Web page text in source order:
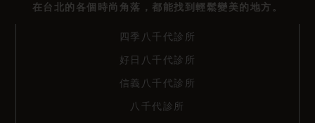
在台北的各個時尚角落，都能找到輕鬆變美的地方。
四季八千代診所
好日八千代診所
信義八千代診所
八千代診所